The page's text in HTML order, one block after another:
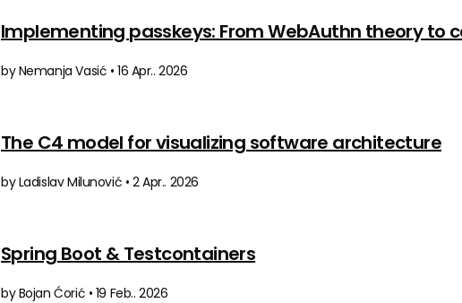
Implementing passkeys: From WebAuthn theory to
by Nemanja Vasić • 16 Apr.. 2026
The C4 model for visualizing software architecture
by Ladislav Milunović • 2 Apr.. 2026
Spring Boot & Testcontainers
by Bojan Ćorić • 19 Feb.. 2026